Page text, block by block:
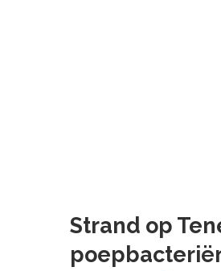
Strand op